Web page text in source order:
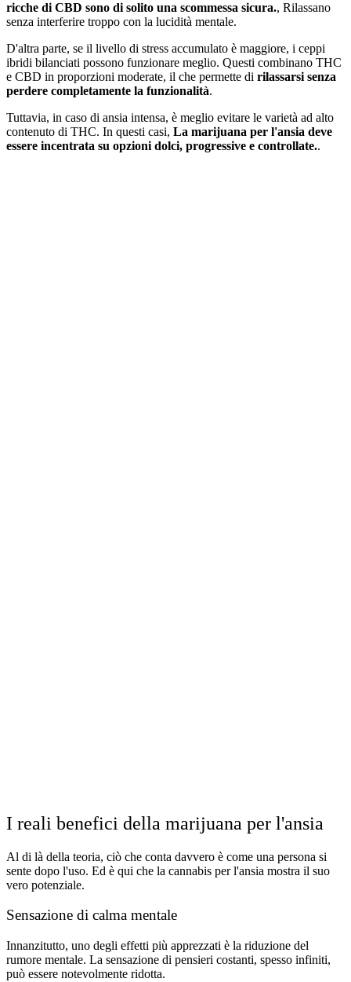
ricche di CBD sono di solito una scommessa sicura., Rilassano
senza interferire troppo con la lucidità mentale.
D'altra parte, se il livello di stress accumulato è maggiore, i ceppi
ibridi bilanciati possono funzionare meglio. Questi combinano THC
e CBD in proporzioni moderate, il che permette di rilassarsi senza
perdere completamente la funzionalità.
Tuttavia, in caso di ansia intensa, è meglio evitare le varietà ad alto
contenuto di THC. In questi casi, La marijuana per l'ansia deve
essere incentrata su opzioni dolci, progressive e controllate..
I reali benefici della marijuana per l'ansia
Al di là della teoria, ciò che conta davvero è come una persona si
sente dopo l'uso. Ed è qui che la cannabis per l'ansia mostra il suo
vero potenziale.
Sensazione di calma mentale
Innanzitutto, uno degli effetti più apprezzati è la riduzione del
rumore mentale. La sensazione di pensieri costanti, spesso infiniti,
può essere notevolmente ridotta.